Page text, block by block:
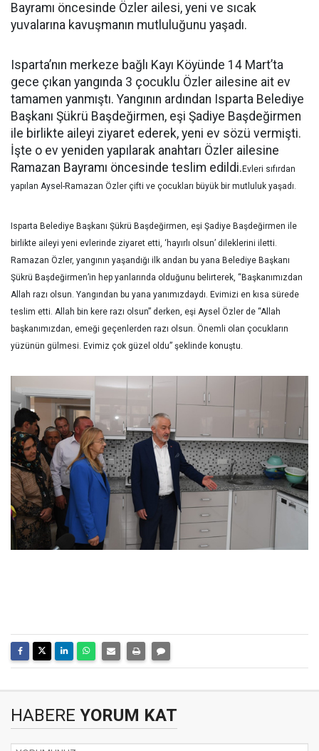
Bayramı öncesinde Özler ailesi, yeni ve sıcak
yuvalarına kavuşmanın mutluluğunu yaşadı.
Isparta’nın merkeze bağlı Kayı Köyünde 14 Mart’ta
gece çıkan yangında 3 çocuklu Özler ailesine ait ev
tamamen yanmıştı. Yangının ardından Isparta Belediye
Başkanı Şükrü Başdeğirmen, eşi Şadiye Başdeğirmen
ile birlikte aileyi ziyaret ederek, yeni ev sözü vermişti.
İşte o ev yeniden yapılarak anahtarı Özler ailesine
Ramazan Bayramı öncesinde teslim edildi. Evleri sıfırdan
yapılan Aysel-Ramazan Özler çifti ve çocukları büyük bir mutluluk yaşadı.
Isparta Belediye Başkanı Şükrü Başdeğirmen, eşi Şadiye Başdeğirmen ile
birlikte aileyi yeni evlerinde ziyaret etti, ‘hayırlı olsun’ dileklerini iletti.
Ramazan Özler, yangının yaşandığı ilk andan bu yana Belediye Başkanı
Şükrü Başdeğirmen’in hep yanlarında olduğunu belirterek, “Başkanımızdan
Allah razı olsun. Yangından bu yana yanımızdaydı. Evimizi en kısa sürede
teslim etti. Allah bin kere razı olsun” derken, eşi Aysel Özler de “Allah
başkanımızdan, emeği geçenlerden razı olsun. Önemli olan çocukların
yüzünün gülmesi. Evimiz çok güzel oldu” şeklinde konuştu.
HABERE YORUM KAT